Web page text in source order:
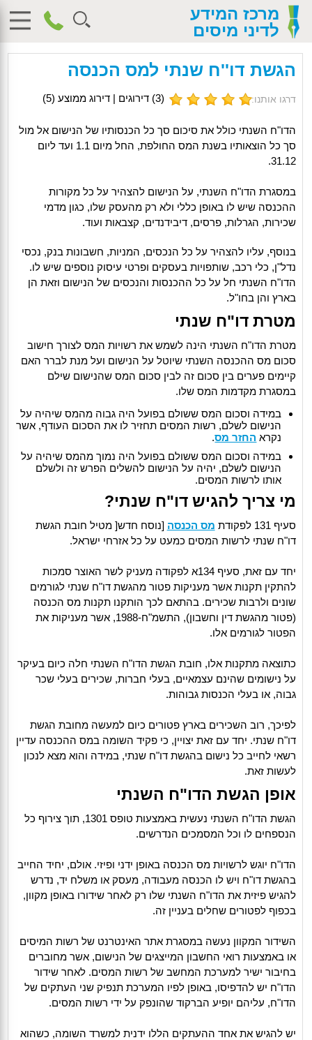
מרכז המידע
לדיני מיסים
הגשת דו''ח שנתי למס הכנסה
דרגו אותנו: (
3) דירוגים | דירוג ממוצע (5
)
הדו"ח השנתי כולל את סיכום סך כל הכנסותיו של הנישום אל מול
סך כל הוצאותיו בשנת המס החולפת, החל מיום 1.1 ועד ליום
31.12.
במסגרת הדו"ח השנתי, על הנישום להצהיר על כל מקורות
ההכנסה שיש לו באופן כללי ולא רק מהעסק שלו, כגון מדמי
שכירות, הגרלות, פרסים, דיבידנדים, קצבאות ועוד.
בנוסף, עליו להצהיר על כל הנכסים, המניות, חשבונות בנק, נכסי
נדל"ן, כלי רכב, שותפויות בעסקים ופרטי עיסוק נוספים שיש לו.
הדו"ח השנתי חל על כל ההכנסות והנכסים של הנישום וזאת הן
בארץ והן בחו"ל.
מטרת דו"ח שנתי
מטרת הדו"ח השנתי הינה לשמש את רשויות המס לצורך חישוב
סכום מס ההכנסה השנתי שיוטל על הנישום ועל מנת לברר האם
קיימים פערים בין סכום זה לבין סכום המס שהנישום שילם
במסגרת מקדמות המס שלו.
במידה וסכום המס ששולם בפועל היה גבוה מהמס שיהיה על
הנישום לשלם, רשות המסים תחזיר לו את הסכום העודף, אשר
נקרא החזר מס.
במידה וסכום המס ששולם בפועל היה נמוך מהמס שיהיה על
הנישום לשלם, יהיה על הנישום להשלים הפרש זה ולשלם
אותו לרשות המסים.
מי צריך להגיש דו"ח שנתי?
סעיף 131 לפקודת מס הכנסה [נוסח חדש[ מטיל חובת הגשת
דו"ח שנתי לרשות המסים כמעט על כל אזרחי ישראל.
יחד עם זאת, סעיף 134א לפקודה מעניק לשר האוצר סמכות
להתקין תקנות אשר מעניקות פטור מהגשת דו"ח שנתי לגורמים
שונים ולרבות שכירים. בהתאם לכך הותקנו תקנות מס הכנסה
(פטור מהגשת דין וחשבון), התשמ"ח-1988, אשר מעניקות את
הפטור לגורמים אלו.
כתוצאה מתקנות אלו, חובת הגשת הדו"ח השנתי חלה כיום בעיקר
על נישומים שהינם עצמאיים, בעלי חברות, שכירים בעלי שכר
גבוה, או בעלי הכנסות גבוהות.
לפיכך, רוב השכירים בארץ פטורים כיום למעשה מחובת הגשת
דו"ח שנתי. יחד עם זאת יצויין, כי פקיד השומה במס ההכנסה עדיין
רשאי לחייב כל נישום בהגשת דו"ח שנתי, במידה והוא מצא לנכון
לעשות זאת.
אופן הגשת הדו"ח השנתי
הגשת הדו"ח השנתי נעשית באמצעות טופס 1301, תוך צירוף כל
הנספחים לו וכל המסמכים הנדרשים.
הדו"ח יוגש לרשויות מס הכנסה באופן ידני ופיזי. אולם, יחיד החייב
בהגשת דו"ח ויש לו הכנסה מעבודה, מעסק או משלח יד, נדרש
להגיש פיזית את הדו"ח השנתי שלו רק לאחר שידורו באופן מקוון,
בכפוף לפטורים שחלים בעניין זה.
השידור המקוון נעשה במסגרת אתר האינטרנט של רשות המיסים
או באמצעות רואי החשבון המייצגים של הנישום, אשר מחוברים
בחיבור ישיר למערכת המחשב של רשות המסים. לאחר שידור
הדו"ח יש להדפיסו, באופן לפיו המערכת תנפיק שני העתקים של
הדו"ח, עליהם יופיע הברקוד שהונפק על ידי רשות המסים.
יש להגיש את אחד ההעתקים הללו ידנית למשרד השומה, כשהוא